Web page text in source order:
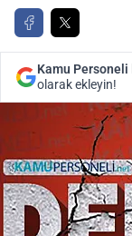
Kamu Personeli
olarak ekleyin!